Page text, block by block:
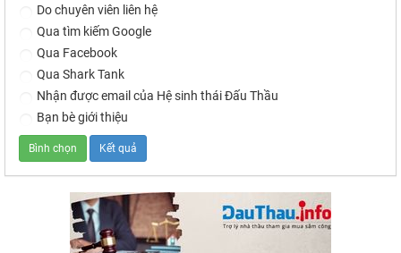
Do chuyên viên liên hệ
Qua tìm kiếm Google
Qua Facebook
Qua Shark Tank
Nhận được email của Hệ sinh thái Đấu Thầu
Bạn bè giới thiệu